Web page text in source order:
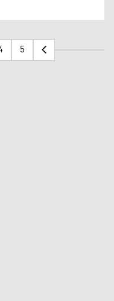
Qamişlo hatin
5